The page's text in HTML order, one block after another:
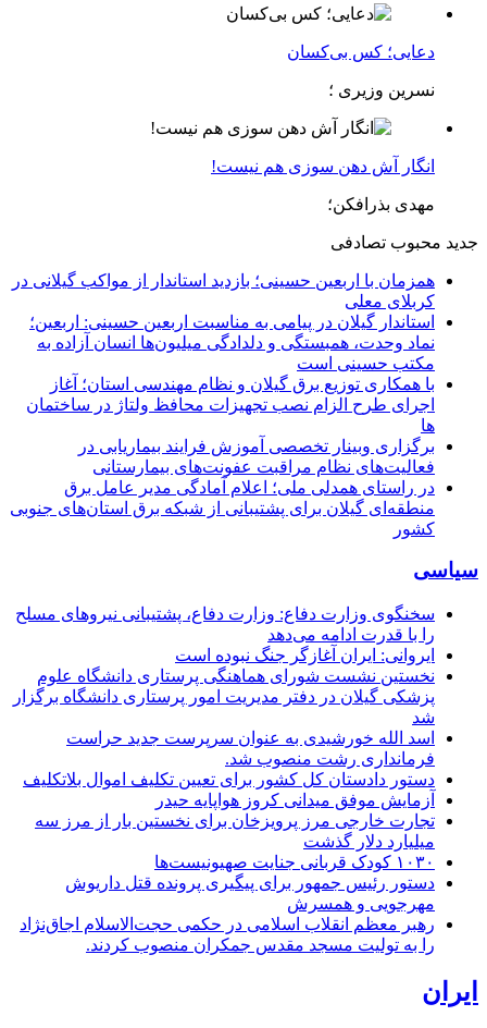
دعایی؛ کس بی‌کسان
نسرین وزیری ؛
انگار آش دهن سوزی هم نیست!
مهدی بذرافکن؛
جدید محبوب تصادفی
همزمان با اربعین حسینی؛ بازدید استاندار از مواکب گیلانی در
کربلای معلی
استاندار گیلان در پیامی به مناسبت اربعین حسینی: اربعین؛
نماد وحدت، همبستگی و دلدادگی میلیون‌ها انسان آزاده به
مکتب حسینی است
با همکاری توزیع برق گیلان و نظام مهندسی استان؛ آغاز
اجرای طرح الزام نصب تجهیزات محافظ ولتاژ در ساختمان
ها
برگزاری وبینار تخصصی آموزش فرایند بیماریابی در
فعالیت‌های نظام مراقبت عفونت‌های بیمارستانی
در راستای همدلی ملی؛ اعلام آمادگی مدیر عامل برق
منطقه‌ای گیلان برای پشتیبانی از شبكه برق استان‌های جنوبی
كشور
سیاسی
سخنگوی وزارت دفاع: وزارت دفاع، پشتیبانی نیرو‌های مسلح
را با قدرت ادامه می‌دهد
ایروانی: ایران آغازگر جنگ نبوده است
نخستین نشست شورای هماهنگی پرستاری دانشگاه علوم
پزشکی گیلان در دفتر مدیریت امور پرستاری دانشگاه برگزار
شد
اسد الله خورشیدی به عنوان سرپرست جدید حراست
فرمانداری رشت منصوب شد.
دستور دادستان کل کشور برای تعیین تکلیف اموال بلاتکلیف
آزمایش موفق میدانی کروز هواپایه حیدر
تجارت خارجی مرز پرویزخان برای نخستین بار از مرز سه
میلیارد دلار گذشت
۱۰۳۰ کودک قربانی جنایت صهیونیست‌ها
دستور رئیس جمهور برای پیگیری پرونده قتل داریوش
مهرجویی و همسرش
رهبر معظم انقلاب اسلامی در حکمی حجت‌الاسلام اجاق‌نژاد
را به تولیت مسجد مقدس جمکران منصوب کردند.
ایران